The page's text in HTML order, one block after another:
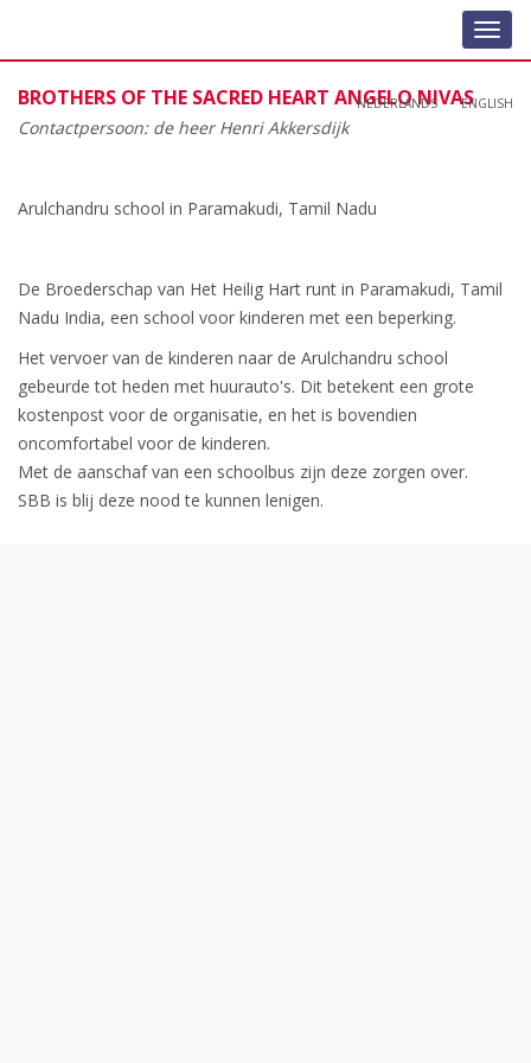
NEDERLANDS ENGLISH
BROTHERS OF THE SACRED HEART ANGELO NIVAS
Contactpersoon: de heer Henri Akkersdijk
Arulchandru school in Paramakudi, Tamil Nadu
De Broederschap van Het Heilig Hart runt in Paramakudi, Tamil
Nadu India, een school voor kinderen met een beperking.
Het vervoer van de kinderen naar de Arulchandru school
gebeurde tot heden met huurauto's. Dit betekent een grote
kostenpost voor de organisatie, en het is bovendien
oncomfortabel voor de kinderen.
Met de aanschaf van een schoolbus zijn deze zorgen over.
SBB is blij deze nood te kunnen lenigen.